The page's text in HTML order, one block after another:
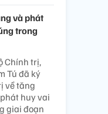
và phát
trong
Chính trị,
Tú đã ký
về tăng
huy vai
giai đoạn